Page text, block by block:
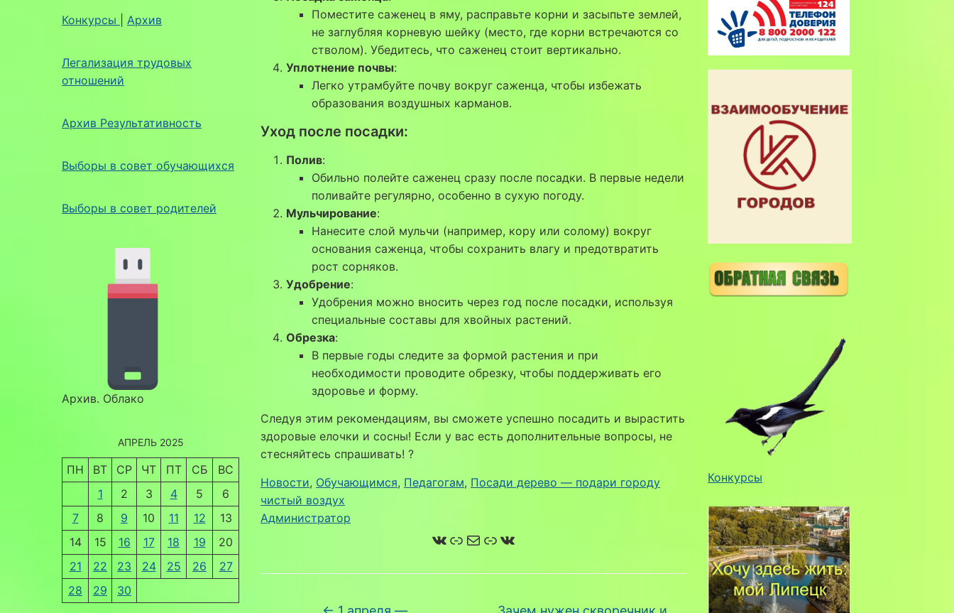
Конкурсы Архив
Легализация трудовых
отношений
Архив Результативность
Выборы в совет обучающихся
Выборы в совет родителей
Архив. Облако
АПРЕЛЬ 2025
ПН ВТ СР ЧТ ПТ СБ
ВС
1
2 3 4 5
6
7
8 9 10 11 12
13
14
15 16 17 18 19
20
21
22 23 24 25 26
27
28
29 30
Поместите саженец в яму, расправьте корни и засыпьте землей,
не заглубляя корневую шейку (место, где корни встречаются со
стволом). Убедитесь, что саженец стоит вертикально.
Уплотнение почвы:
Легко утрамбуйте почву вокруг саженца, чтобы избежать
образования воздушных карманов.
Уход после посадки:
Полив:
Обильно полейте саженец сразу после посадки. В первые недели
поливайте регулярно, особенно в сухую погоду.
Мульчирование:
Нанесите слой мульчи (например, кору или солому) вокруг
основания саженца, чтобы сохранить влагу и предотвратить
рост сорняков.
Удобрение:
Удобрения можно вносить через год после посадки, используя
специальные составы для хвойных растений.
Обрезка:
В первые годы следите за формой растения и при
необходимости проводите обрезку, чтобы поддерживать его
здоровье и форму.
Следуя этим рекомендациям, вы сможете успешно посадить и вырастить
здоровые елочки и сосны! Если у вас есть дополнительные вопросы, не
стесняйтесь спрашивать! ?
Новости, Обучающимся, Педагогам, Посади дерево — подари городу
чистый воздух
Администратор
ВКонтакте
Ссылка
Почта
Ссылка
ВКонтакте
Конкурсы